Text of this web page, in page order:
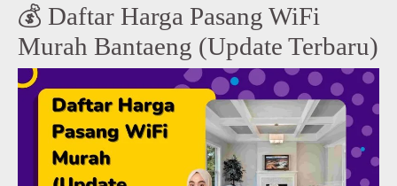
💰 Daftar Harga Pasang WiFi
Murah Bantaeng (Update Terbaru)